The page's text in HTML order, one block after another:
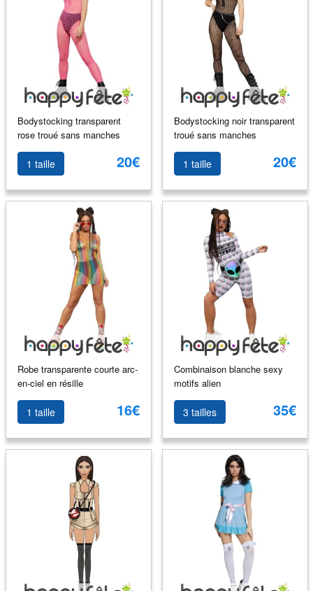
Bodystocking transparent
rose troué sans manches
1 taille 20€
Bodystocking noir transparent
troué sans manches
1 taille 20€
Robe transparente courte arc-
en-ciel en résille
1 taille 16€
Combinaison blanche sexy
motifs alien
3 tailles 35€